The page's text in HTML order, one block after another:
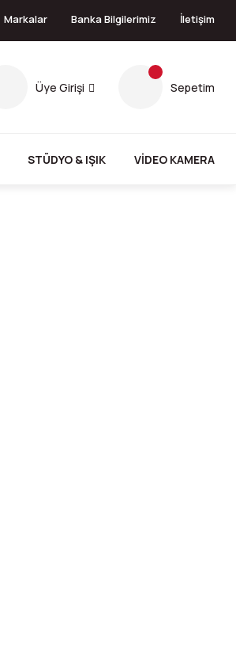
Markalar Banka Bilgilerimiz İletişim
Üye Girişi Sepetim
STÜDYO & IŞIK VİDEO KAMERA